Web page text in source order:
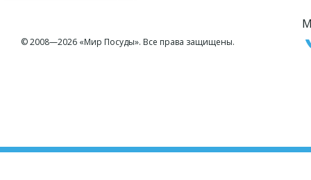
© 2008—2026 «Мир Посуды». Все права защищены.